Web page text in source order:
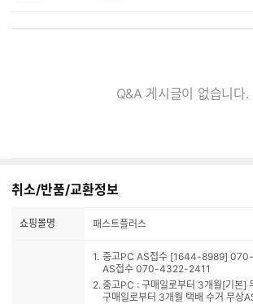
Q&A 게시글이 없습니다.
취소/반품/교환정보
쇼핑몰명 패스트플러스
중고PC AS접수 [1644-8989]
AS접수 070-4322-2411
중고PC : 구매일로부터 3개월[기본]
구매일로부터 3개월 택배 수거 무상